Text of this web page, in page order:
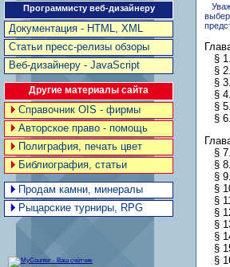
Программисту веб-дизайнеру
Документация - HTML, XML
Статьи пресс-релизы обзоры
Веб-дизайнеру - JavaScript
Другие материалы сайта
Справочник OIS - фирмы
Авторское право - помощь
Полиграфия, печать цвет
Библиография, статьи
Продам камни, минералы
Рыцарские турниры, RPG
§
§ 2.
§
§
§
§
§
§ 8.
§
§
§
§
§
§
§
§